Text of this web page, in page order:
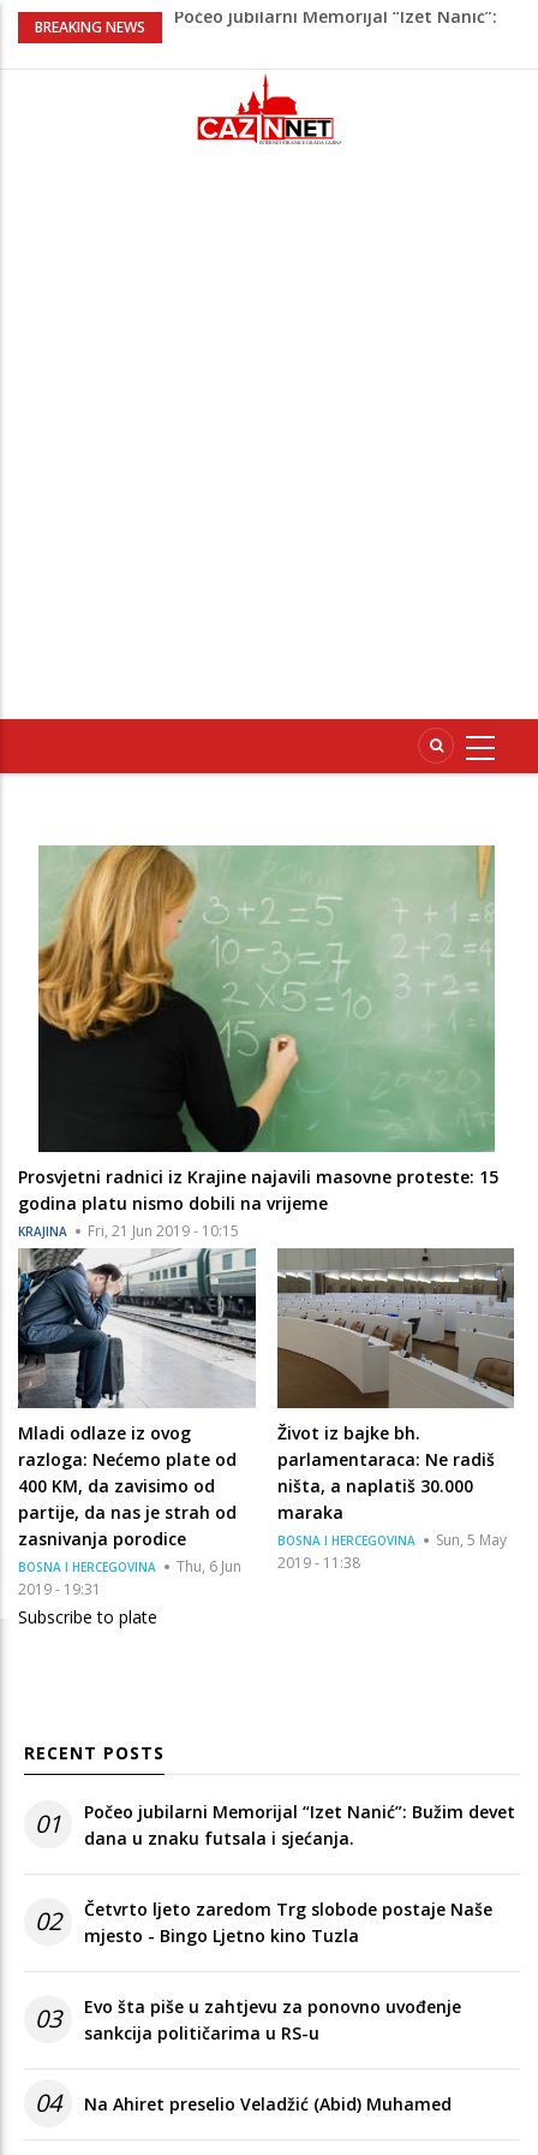
BREAKING NEWS
Počeo jubilarni Memorijal “Izet Nanić”:
sjećanja.
Evo šta piše u zahtjevu za ponovno
uvođenje sankcija političarima u RS-u
Četvrto ljeto zaredom Trg slobode
Prosvjetni radnici iz Krajine najavili masovne proteste: 15
godina platu nismo dobili na vrijeme
KRAJINA Fri, 21 Jun 2019 - 10:15
Mladi odlaze iz ovog
razloga: Nećemo plate od
400 KM, da zavisimo od
partije, da nas je strah od
zasnivanja porodice
BOSNA I HERCEGOVINA
Thu, 6 Jun
2019 - 19:31
Život iz bajke bh.
parlamentaraca: Ne radiš
ništa, a naplatiš 30.000
maraka
BOSNA I HERCEGOVINA
Sun, 5 May
2019 - 11:38
Subscribe to plate
RECENT POSTS
01
Počeo jubilarni Memorijal “Izet Nanić”: Bužim devet
dana u znaku futsala i sjećanja.
02
Četvrto ljeto zaredom Trg slobode postaje Naše
mjesto - Bingo Ljetno kino Tuzla
03
Evo šta piše u zahtjevu za ponovno uvođenje
sankcija političarima u RS-u
04 Na Ahiret preselio Veladžić (Abid) Muhamed